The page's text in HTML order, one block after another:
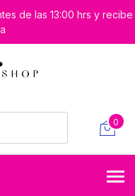
de las 13:00 hrs y recibe
0